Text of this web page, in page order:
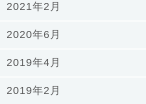
2021年2月
2020年6月
2019年4月
2019年2月